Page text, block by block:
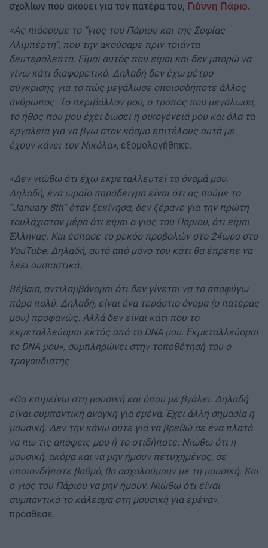
σχολίων που ακούει για τον πατέρα του, Γιάννη Πάριο.
«Ας πιάσουμε το “γιος του Πάριου και της Σοφίας
Αλιμπέρτη”, που την ακούσαμε πριν τριάντα
δευτερόλεπτα. Είμαι αυτός που είμαι και δεν μπορώ να
γίνω κάτι διαφορετικό. Δηλαδή δεν έχω μέτρο
σύγκρισης για το πώς μεγάλωσε οποιοσδήποτε άλλος
άνθρωπος. Το περιβάλλον μου, ο τρόπος που μεγάλωσα,
το ήθος που μου έχει δώσει η οικογένειά μου και όλα τα
εργαλεία για να βγω στον κόσμο επιτέλους αυτά με
έχουν κάνει τον Νικόλα», εξομολογήθηκε.
«Δεν νιώθω ότι έχω εκμεταλλευτεί το όνομά μου.
Δηλαδή, ένα ωραίο παράδειγμα είναι ότι ας πούμε το
“January 8th” όταν ξεκίνησα, δεν ξέρανε για την πρώτη
τουλάχιστον μέρα ότι είμαι ο γιος του Πάριου, ότι είμαι
Έλληνας. Και έσπασε το ρεκόρ προβολών στο 24ωρο στο
YouTube. Δηλαδή, αυτό από μόνο του κάτι θα έπρεπε να
λέει ουσιαστικά.
Βέβαια, αντιλαμβάνομαι ότι δεν γίνεται να το αποφύγω
πάρα πολύ. Δηλαδή, είναι ένα τεράστιο όνομα (ο πατέρας
μου) προφανώς. Αλλά δεν είναι κάτι που το
εκμεταλλεύομαι εκτός από το DNA μου. Εκμεταλλεύομαι
το DNA μου», συμπληρώνει στην τοποθέτησή του ο
τραγουδιστής.
«Θα επιμείνω στη μουσική και όπου με βγάλει. Δηλαδή
είναι συμπαντική ανάγκη για εμένα. Έχει άλλη σημασία η
μουσική. Δεν την κάνω ούτε για να βρεθώ σε ένα πλατό
να πω τις απόψεις μου ή το οτιδήποτε. Νιώθω ότι η
μουσική, ακόμα και να μην ήμουν πετυχημένος, σε
οποιονδήποτε βαθμό, θα ασχολούμουν με τη μουσική. Και
ο γιος του Πάριου να μην ήμουν. Νιώθω ότι είναι
συμπαντικό το κάλεσμα στη μουσική για εμένα»,
πρόσθεσε.